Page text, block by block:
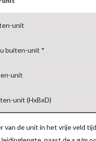
unit
buiten-unit *
unit
unit (HxBxD)
van de unit in het vrije veld